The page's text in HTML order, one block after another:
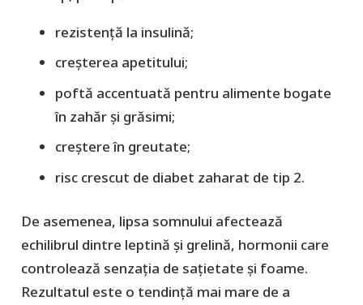
rezistență la insulină;
creșterea apetitului;
poftă accentuată pentru alimente bogate
în zahăr și grăsimi;
creștere în greutate;
risc crescut de diabet zaharat de tip 2.
De asemenea, lipsa somnului afectează
echilibrul dintre leptină și grelină, hormonii care
controlează senzația de sațietate și foame.
Rezultatul este o tendință mai mare de a